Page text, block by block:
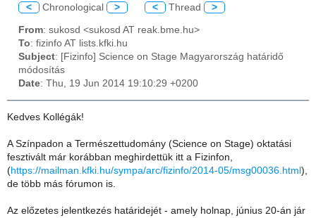
< Chronological > < Thread >
From: sukosd <sukosd AT reak.bme.hu>
To: fizinfo AT lists.kfki.hu
Subject: [Fizinfo] Science on Stage Magyarország határidő
módosítás
Date: Thu, 19 Jun 2014 19:10:29 +0200
Kedves Kollégák!
A Színpadon a Természettudomány (Science on Stage) oktatási
fesztivált már korábban meghirdettük itt a Fizinfon,
(https://mailman.kfki.hu/sympa/arc/fizinfo/2014-05/msg00036.html ),
de több más fórumon is.
Az előzetes jelentkezés határidejét - amely holnap, június 20-án jár